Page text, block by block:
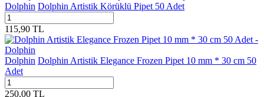
Dolphin Dolphin Artistik Körüklü Pipet 50 Adet
115,90 TL
Dolphin Dolphin Artistik Elegance Frozen Pipet 10 mm * 30 cm 50
Adet
250,00 TL